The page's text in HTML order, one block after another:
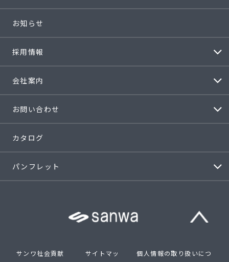
お知らせ
採用情報
会社案内
お問い合わせ
カタログ
パンフレット
サンワ社会貢献
サイトマッ
個人情報の取り扱いにつ